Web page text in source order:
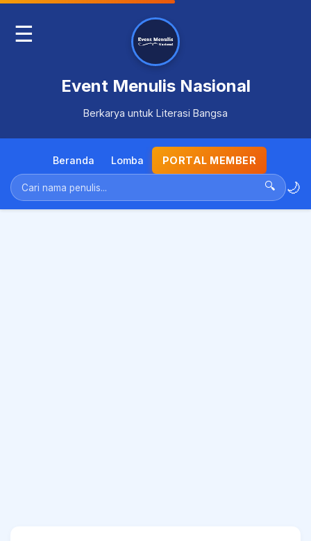
☰
Event Menulis Nasional
Berkarya untuk Literasi Bangsa
Beranda Lomba PORTAL MEMBER
🔍 🌙